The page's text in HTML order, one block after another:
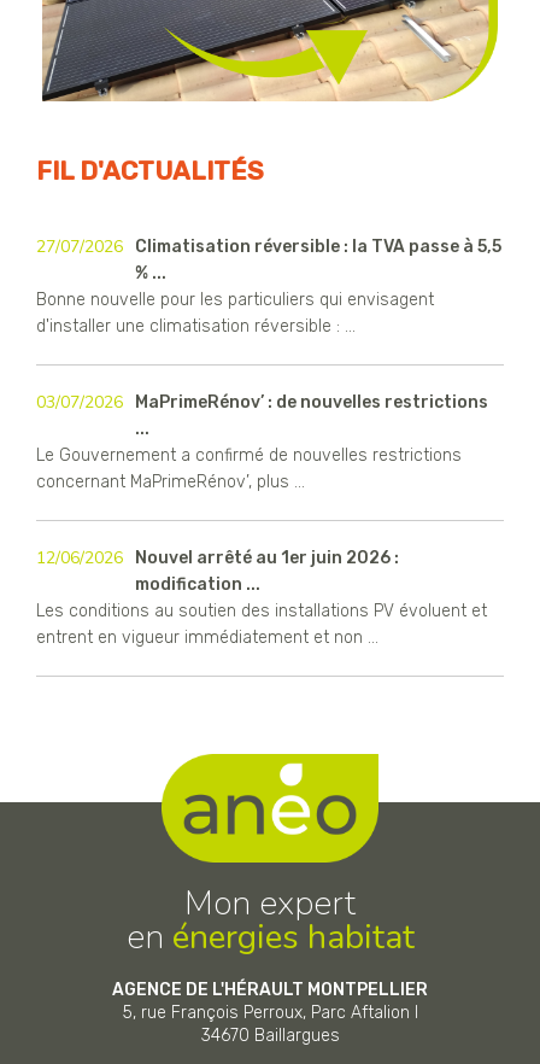
FIL D'ACTUALITÉS
27/07/2026
Climatisation réversible : la TVA passe à 5,5
% ...
Bonne nouvelle pour les particuliers qui envisagent
d'installer une climatisation réversible : ...
03/07/2026
MaPrimeRénov’ : de nouvelles restrictions
...
Le Gouvernement a confirmé de nouvelles restrictions
concernant MaPrimeRénov’, plus ...
12/06/2026
Nouvel arrêté au 1er juin 2026 :
modification ...
Les conditions au soutien des installations PV évoluent et
entrent en vigueur immédiatement et non ...
Mon expert
en énergies habitat
AGENCE DE L'HÉRAULT MONTPELLIER
5, rue François Perroux, Parc Aftalion I
34670 Baillargues